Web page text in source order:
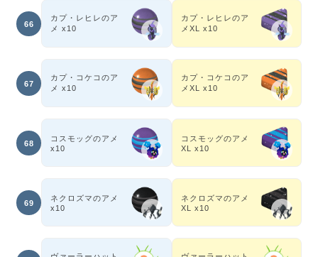
66
カプ・レヒレのア
メ x10
カプ・レヒレのア
メXL x10
67
カプ・コケコのア
メ x10
カプ・コケコのア
メXL x10
68
コスモッグのアメ
x10
コスモッグのアメ
XL x10
69
ネクロズマのアメ
x10
ネクロズマのアメ
XL x10